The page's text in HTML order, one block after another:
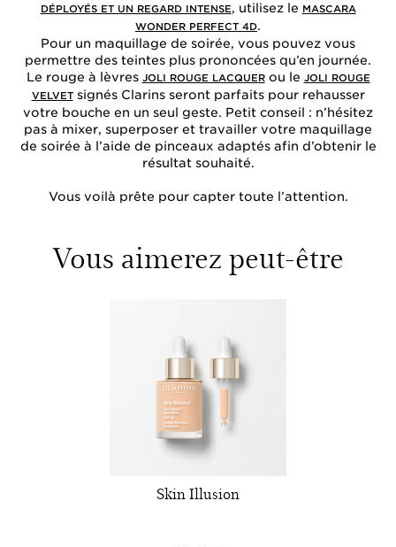
DÉPLOYÉS ET UN REGARD INTENSE, utilisez le MASCARA
WONDER PERFECT 4D.
Pour un maquillage de soirée, vous pouvez vous
permettre des teintes plus prononcées qu’en journée.
Le rouge à lèvres JOLI ROUGE LACQUERou le JOLI ROUGE
VELVETsignés Clarins seront parfaits pour rehausser
votre bouche en un seul geste. Petit conseil : n’hésitez
pas à mixer, superposer et travailler votre maquillage
de soirée à l’aide de pinceaux adaptés afin d’obtenir le
résultat souhaité.
Vous voilà prête pour capter toute l’attention.
Vous aimerez peut-être
Skin Illusion